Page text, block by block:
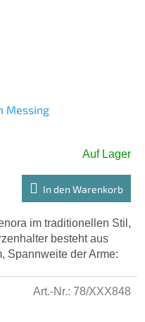
Messing
Auf Lager
In den Warenkorb
im traditionellen Stil,
besteht aus
Spannweite der Arme:
Art.-Nr.: 78/XXX848